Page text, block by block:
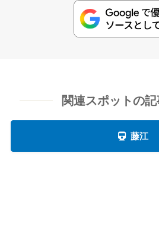
関連スポットの
藤江